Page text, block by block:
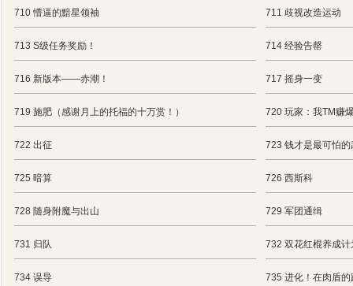
710 懵逼的黯星领袖 711 歧视改造运动
713 S级任务奖励！ 714 经验告罄
716 新版本——赤潮！ 717 摇身一变
719 施肥（感谢月上的托福的十万赏！） 720 玩家：我TM赚
722 出征 723 钱才是最可怕的
725 暗算 726 西斯科
728 随身附魔与出山 729 军团通缉
731 归队 732 双花红棍养成计
734 误导 735 进化！在肉盾